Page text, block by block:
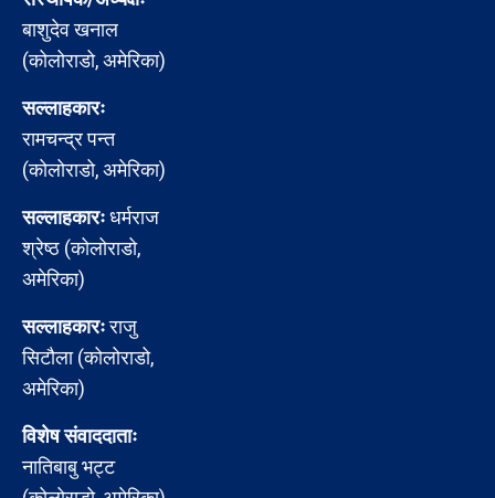
बाशुदेव खनाल
(कोलोराडो, अमेरिका)
सल्लाहकारः
रामचन्द्र पन्त
(कोलोराडो, अमेरिका)
सल्लाहकारःधर्मराज
श्रेष्ठ (कोलोराडो,
अमेरिका)
सल्लाहकारःराजु
सिटौला (कोलोराडो,
अमेरिका)
विशेष संवाददाताः
नातिबाबु भट्ट